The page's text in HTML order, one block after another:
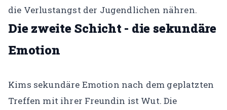
die Verlustangst der Jugendlichen nähren.
Die zweite Schicht - die sekundäre
Emotion
Kims sekundäre Emotion nach dem geplatzten
Treffen mit ihrer Freundin ist Wut. Die